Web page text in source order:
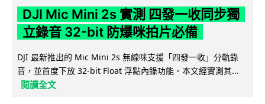
DJI Mic Mini 2s 實測 四發一收同步獨
立錄音 32-bit 防爆咪拍片必備
DJI 最新推出的 Mic Mini 2s 無線咪支援「四發一收」分軌錄
音，並首度下放 32-bit Float 浮點內錄功能。本文經實測其...
閱讀全文